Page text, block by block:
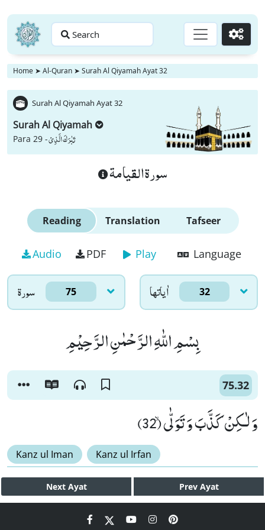
Search Go
Home ➤ Al-Quran ➤ Surah Al Qiyamah Ayat 32
Surah Al Qiyamah Ayat 32
Surah Al Qiyamah
Para 29 -تَبٰرَكَ الَّذِیْ
سورة القيامة
Reading Translation Tafseer
Audio PDF Play Language
سورۃ 75 اٰياتها 32
بِسْمِ اللّٰهِ الرَّحْمٰنِ الرَّحِیْمِ
75.32
وَ لٰـكِنْ كَذَّبَ وَ تَوَلّٰىۙ (32)
Kanz ul Iman Kanz ul Irfan
Next Ayat Prev Ayat